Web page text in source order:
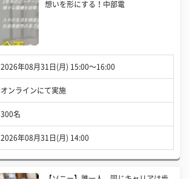
想いを形にする！中部電
2026年08月31日(月) 15:00〜16:00
オンラインにて実施
300名
2026年08月31日(月) 14:00